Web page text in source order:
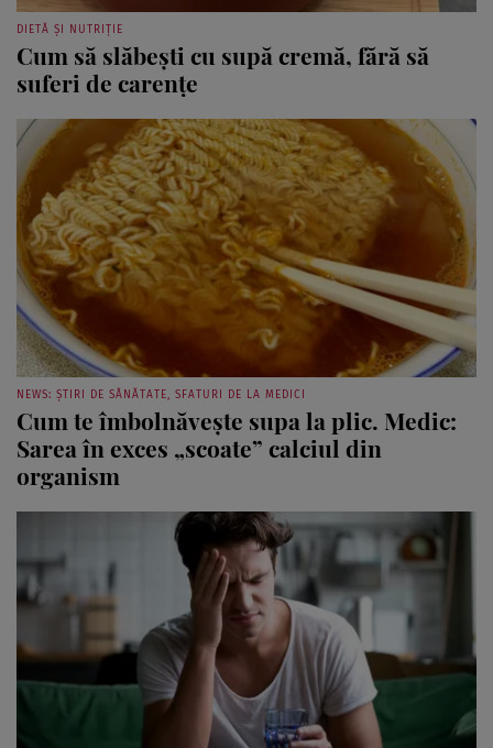
DIETĂ ȘI NUTRIȚIE
Cum să slăbești cu supă cremă, fără să
suferi de carențe
NEWS: ȘTIRI DE SĂNĂTATE, SFATURI DE LA MEDICI
Cum te îmbolnăvește supa la plic. Medic:
Sarea în exces „scoate” calciul din
organism